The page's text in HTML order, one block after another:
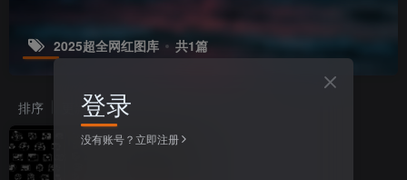
2025超全网红图库 共1篇
排序 更新 浏览
登录
没有账号？立即注册